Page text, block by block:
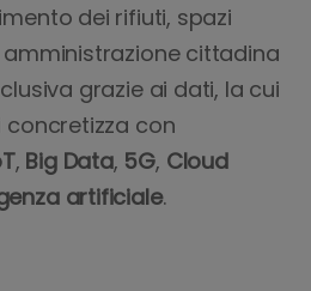
dei rifiuti, spazi
cittadina
grazie ai dati, la cui
con
, Big Data, 5G, Cloud
artificiale.